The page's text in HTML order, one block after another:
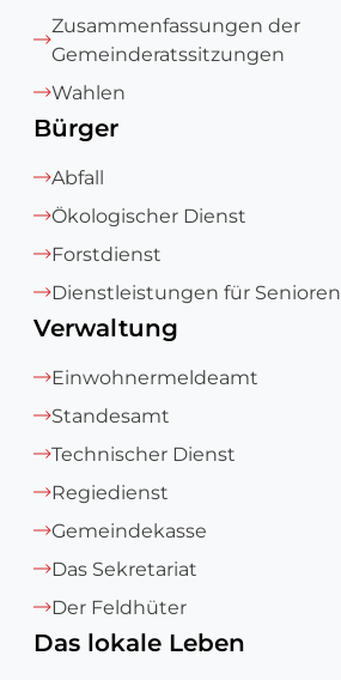
Zusammenfassungen der
Gemeinderatssitzungen
Wahlen
Bürger
Abfall
Ökologischer Dienst
Forstdienst
Dienstleistungen für Senioren
Verwaltung
Einwohnermeldeamt
Standesamt
Technischer Dienst
Regiedienst
Gemeindekasse
Das Sekretariat
Der Feldhüter
Das lokale Leben